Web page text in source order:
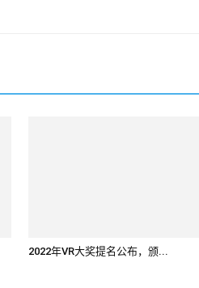
2022年VR大奖提名公布，颁...